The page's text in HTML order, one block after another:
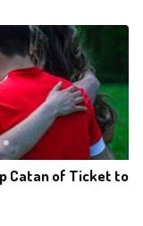
Catan of Ticket to